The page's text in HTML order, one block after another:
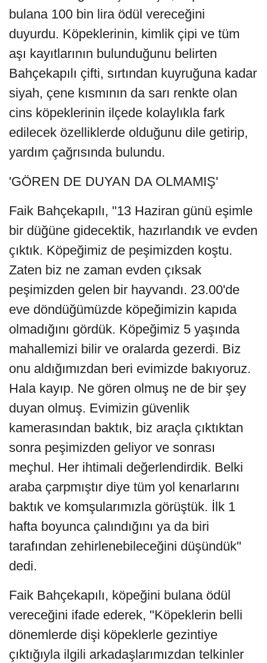
bulana 100 bin lira ödül vereceğini
duyurdu. Köpeklerinin, kimlik çipi ve tüm
aşı kayıtlarının bulunduğunu belirten
Bahçekapılı çifti, sırtından kuyruğuna kadar
siyah, çene kısmının da sarı renkte olan
cins köpeklerinin ilçede kolaylıkla fark
edilecek özelliklerde olduğunu dile getirip,
yardım çağrısında bulundu.
'GÖREN DE DUYAN DA OLMAMIŞ'
Faik Bahçekapılı, "13 Haziran günü eşimle
bir düğüne gidecektik, hazırlandık ve evden
çıktık. Köpeğimiz de peşimizden koştu.
Zaten biz ne zaman evden çıksak
peşimizden gelen bir hayvandı. 23.00'de
eve döndüğümüzde köpeğimizin kapıda
olmadığını gördük. Köpeğimiz 5 yaşında
mahallemizi bilir ve oralarda gezerdi. Biz
onu aldığımızdan beri evimizde bakıyoruz.
Hala kayıp. Ne gören olmuş ne de bir şey
duyan olmuş. Evimizin güvenlik
kamerasından baktık, biz araçla çıktıktan
sonra peşimizden geliyor ve sonrası
meçhul. Her ihtimali değerlendirdik. Belki
araba çarpmıştır diye tüm yol kenarlarını
baktık ve komşularımızla görüştük. İlk 1
hafta boyunca çalındığını ya da biri
tarafından zehirlenebileceğini düşündük"
dedi.
Faik Bahçekapılı, köpeğini bulana ödül
vereceğini ifade ederek, "Köpeklerin belli
dönemlerde dişi köpeklerle gezintiye
çıktığıyla ilgili arkadaşlarımızdan telkinler